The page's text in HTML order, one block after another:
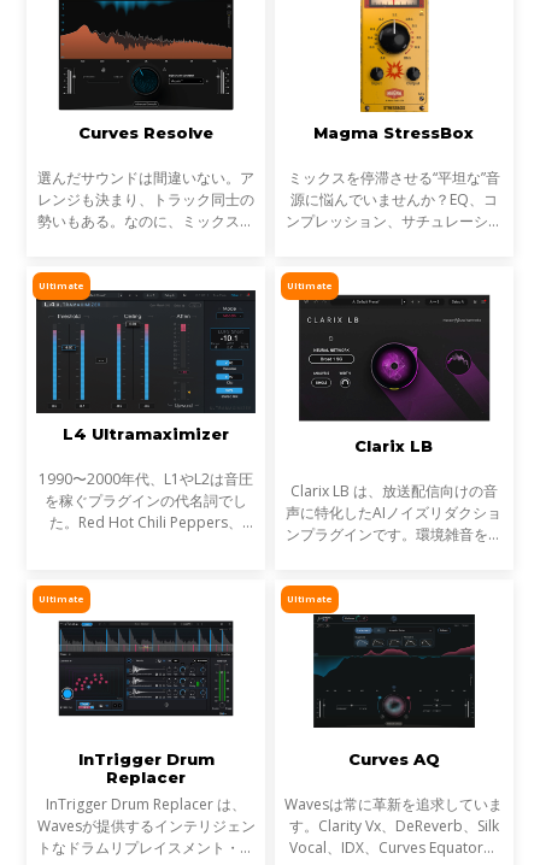
Curves Resolve
選んだサウンドは間違いない。ア
レンジも決まり、トラック同士の
勢いもある。なのに、ミックスが
らです。これが音のマスキングと
言われる現象です。
Magma StressBox
ミックスを停滞させる“平坦な”音
源に悩んでいませんか？EQ、コ
ンプレッション、サチュレーショ
のが StressBoxです。
Ultimate
L4 Ultramaximizer
1990〜2000年代、L1やL2は音圧
を稼ぐプラグインの代名詞でし
た。Red Hot Chili Peppers、
ウンドは世界を席巻しました。し
かし今、音楽は単なる音圧では
Ultimate
Clarix LB
Clarix LB は、放送配信向けの音
声に特化したAIノイズリダクショ
ンプラグインです。環境雑音をリ
イブ音声のトリートメントに最適
です。
Ultimate
InTrigger Drum
Replacer
InTrigger Drum Replacer は、
Wavesが提供するインテリジェン
トなドラムリプレイスメント・プ
Ultimate
Curves AQ
Wavesは常に革新を追求していま
す。Clarity Vx、DeReverb、Silk
Vocal、IDX、Curves Equator、